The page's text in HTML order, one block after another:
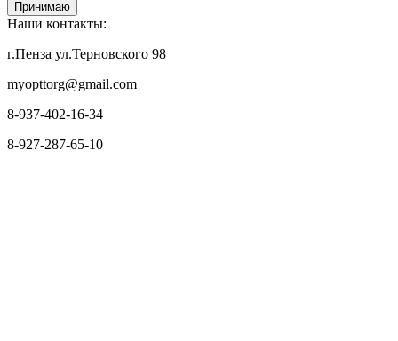
Принимаю
Наши контакты:
г.Пенза ул.Терновского 98
myopttorg@gmail.com
8-937-402-16-34
8-927-287-65-10